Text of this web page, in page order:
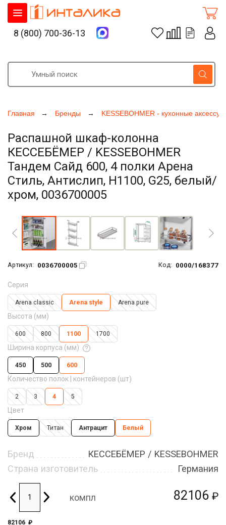
Главная Бренды KESSEBOHMER - кухонные
Распашной шкаф-колонна
КЕССЕБЁМЕР / KESSEBOHMER
Тандем Сайд 600, 4 полки Арена
Стиль, Антислип, H1100, G25, белый/
хром, 0036700005
Артикул: 0036700005 Код: 0000/168377
82106 ₽
Серия
Arena classic Arena style Arena pure
Высота (мм)
600 800 1100 1700
Ширина корпуса (мм)
450 500 600
Количество полок | контейнеров (шт)
2 3 4 5
Цвет
Хром Титан Антрацит Белый
Бренд
КЕССЕБЁМЕР / KESSEBOHMER
Страна изготовитель
Германия
компл
82106 ₽
8 (800) 700-36-13